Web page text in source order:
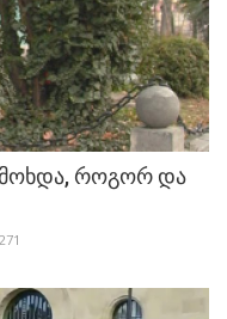
როგორ და